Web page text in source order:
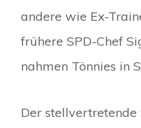
andere wie Ex-
frühere SPD-Chef
nahmen Tönnies in
Der stellvertretende